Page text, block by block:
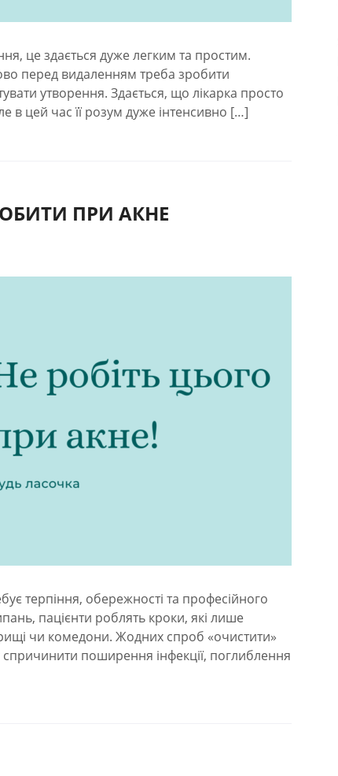
це здається дуже легким та простим.
перед видаленням треба зробити
утворення. Здається, що лікарка просто
в цей час її розум дуже інтенсивно […]
ПРИ АКНЕ
терпіння, обережності та професійного
пацієнти роблять кроки, які лише
чи комедони. Жодних спроб «очистити»
поширення інфекції, поглиблення